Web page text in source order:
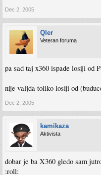
Dec 2, 2005
Qler
Veteran foruma
pa sad taj x360 ispade losiji od
nije valjda toliko losiji od
Dec 2, 2005
kamikaza
Aktivista
dobar je ba X360 gledo sam
:roll: